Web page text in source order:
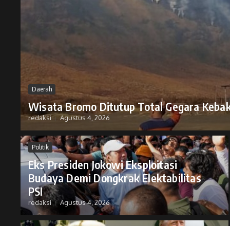
Daerah
Wisata Bromo Ditutup Total Gegara
redaksi Agustus 4, 2026
Politik
Eks Presiden Jokowi Eksploitasi
Budaya Demi Dongkrak Elektabilitas
PSI
redaksi Agustus 4, 2026